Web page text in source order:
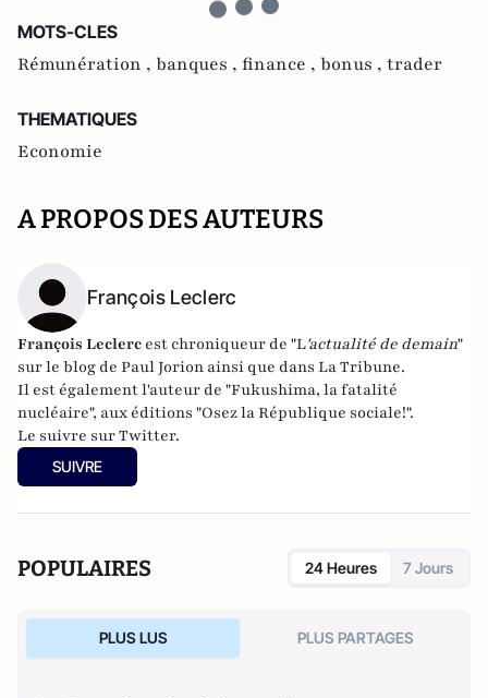
MOTS-CLES
Rémunération , banques , finance , bonus , trader
THEMATIQUES
Economie
A PROPOS DES AUTEURS
François Leclerc
François Leclerc est chroniqueur de "L'actualité de demain"
sur le blog de Paul Jorion ainsi que dans La Tribune.
Il est également l'auteur de "Fukushima, la fatalité
nucléaire", aux éditions "Osez la République sociale!".
Le suivre sur Twitter.
SUIVRE
POPULAIRES 24 Heures 7 Jours
PLUS LUS PLUS PARTAGES